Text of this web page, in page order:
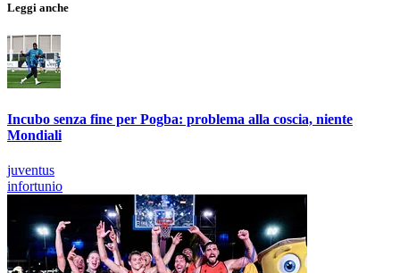
Leggi anche
Incubo senza fine per Pogba: problema alla coscia, niente
Mondiali
juventus
infortunio